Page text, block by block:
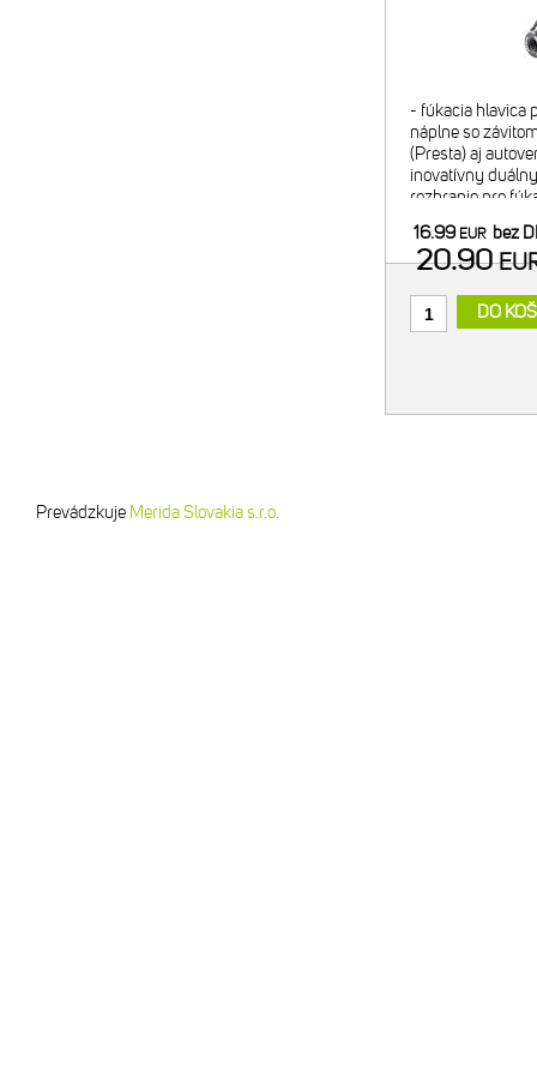
- fúkacia hlavica
náplne so
(Presta) aj
inovatívny
rozhranie pre
- regulácia f
16.99EUR bez
20.90
DO
Prevádzkuje Merida Slovakia s.r.o.